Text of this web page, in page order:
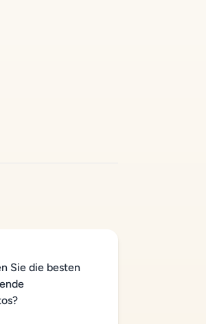
Sie die besten